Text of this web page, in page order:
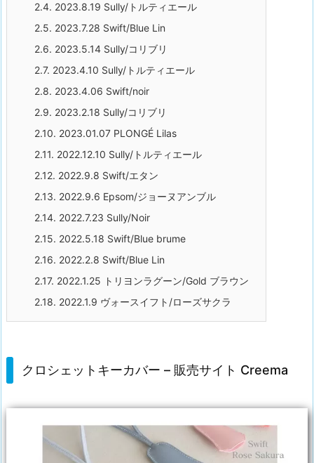
2.4. 2023.8.19 Sully/トルティエール
2.5. 2023.7.28 Swift/Blue Lin
2.6. 2023.5.14 Sully/コリブリ
2.7. 2023.4.10 Sully/トルティエール
2.8. 2023.4.06 Swift/noir
2.9. 2023.2.18 Sully/コリブリ
2.10. 2023.01.07 PLONGÉ Lilas
2.11. 2022.12.10 Sully/トルティエール
2.12. 2022.9.8 Swift/エタン
2.13. 2022.9.6 Epsom/ジョーヌアンブル
2.14. 2022.7.23 Sully/Noir
2.15. 2022.5.18 Swift/Blue brume
2.16. 2022.2.8 Swift/Blue Lin
2.17. 2022.1.25 トリヨンラグーン/Gold ブラウン
2.18. 2022.1.9 ヴォースイフト/ローズサクラ
クロシェットキーカバー – 販売サイト Creema